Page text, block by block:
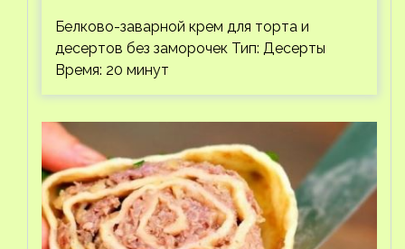
Белково-заварной крем для торта и
десертов без заморочек Тип: Десерты
Время: 20 минут